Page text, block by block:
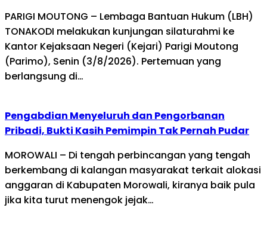
PARIGI MOUTONG – Lembaga Bantuan Hukum (LBH)
TONAKODI melakukan kunjungan silaturahmi ke
Kantor Kejaksaan Negeri (Kejari) Parigi Moutong
(Parimo), Senin (3/8/2026). Pertemuan yang
berlangsung di…
Pengabdian Menyeluruh dan Pengorbanan
Pribadi, Bukti Kasih Pemimpin Tak Pernah Pudar
MOROWALI – Di tengah perbincangan yang tengah
berkembang di kalangan masyarakat terkait alokasi
anggaran di Kabupaten Morowali, kiranya baik pula
jika kita turut menengok jejak…